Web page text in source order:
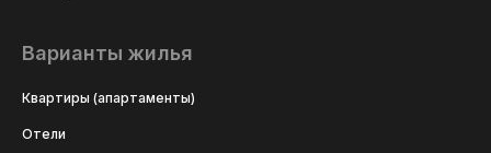
Варианты жилья
Квартиры (апартаменты)
Отели